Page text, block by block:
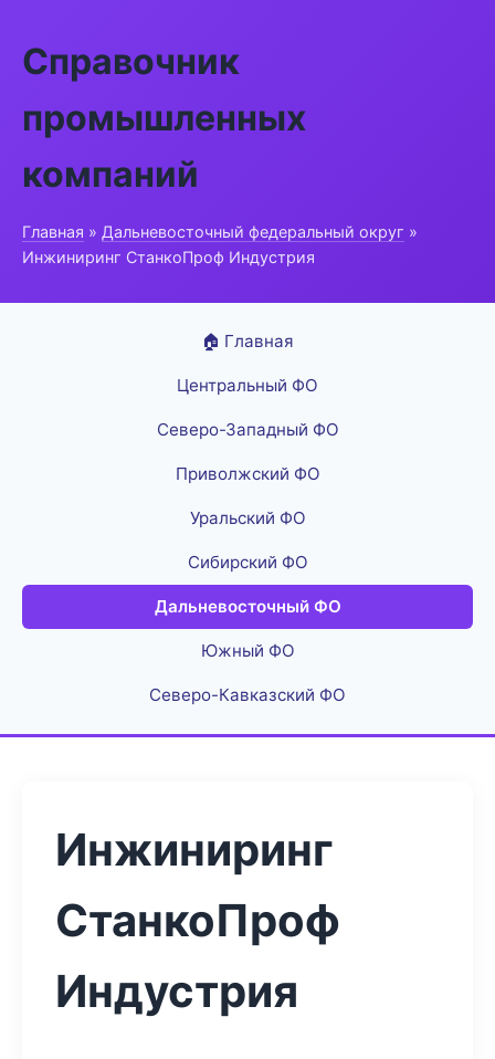
Справочник
промышленных
компаний
Главная » Дальневосточный федеральный округ »
Инжиниринг СтанкоПроф Индустрия
🏠 Главная
Центральный ФО
Северо-Западный ФО
Приволжский ФО
Уральский ФО
Сибирский ФО
Дальневосточный ФО
Южный ФО
Северо-Кавказский ФО
Инжиниринг
СтанкоПроф
Индустрия